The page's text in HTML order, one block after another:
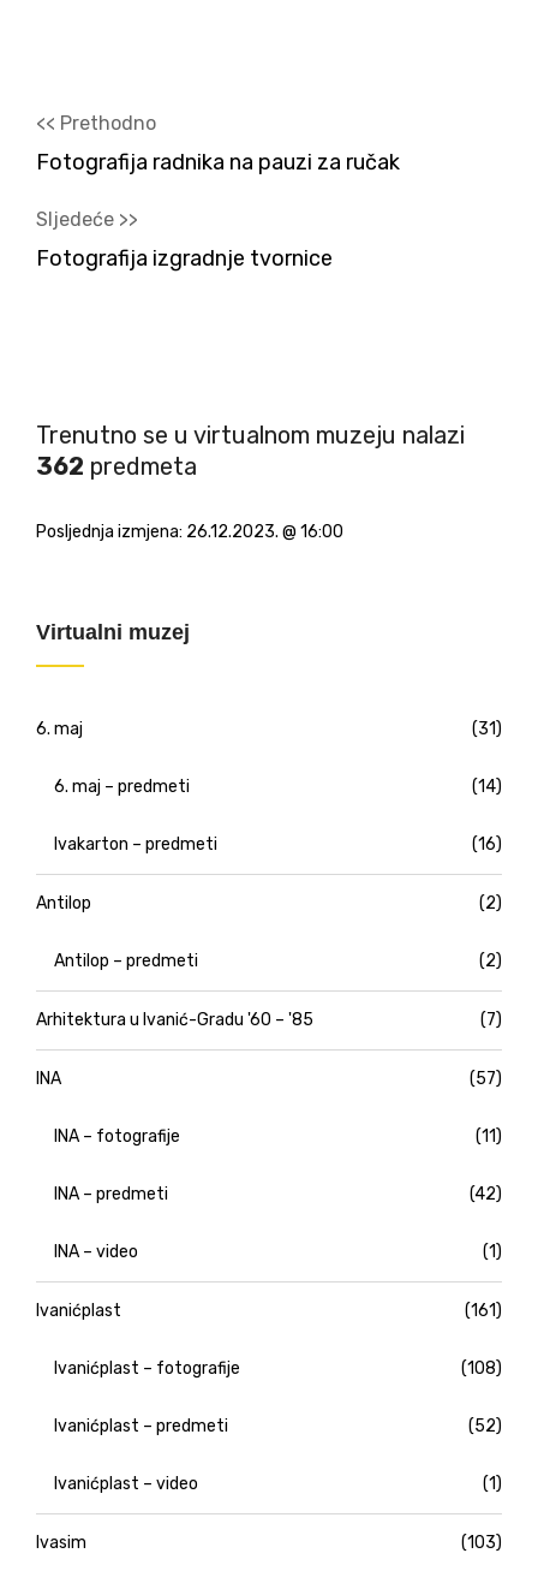
<< Prethodno
Fotografija radnika na pauzi za ručak
Sljedeće >>
Fotografija izgradnje tvornice
Trenutno se u virtualnom muzeju nalazi
362 predmeta
Posljednja izmjena: 26.12.2023. @ 16:00
Virtualni muzej
6. maj (31)
6. maj – predmeti (14)
Ivakarton – predmeti (16)
Antilop (2)
Antilop – predmeti (2)
Arhitektura u Ivanić-Gradu '60 – '85 (7)
INA (57)
INA – fotografije (11)
INA – predmeti (42)
INA – video (1)
Ivanićplast (161)
Ivanićplast – fotografije (108)
Ivanićplast – predmeti (52)
Ivanićplast – video (1)
Ivasim (103)